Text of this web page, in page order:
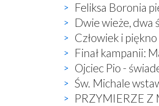
Feliksa Boronia
Dwie wieże, dwa
Człowiek i piękno
Finał kampanii:
Ojciec Pio -
Św. Michale
PRZYMIERZE Z